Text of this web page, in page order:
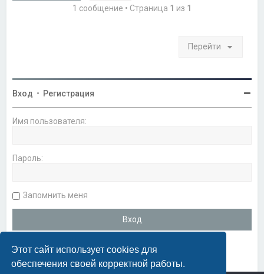
Этот сайт использует cookies для
обеспечения своей корректной работы.
у
1 сообщение • Страница 1 из 1
Перейти
Вход • Регистрация
Имя пользователя:
Пароль:
Запомнить меня